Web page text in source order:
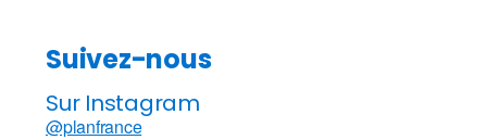
Suivez-nous
Sur Instagram
@planfrance